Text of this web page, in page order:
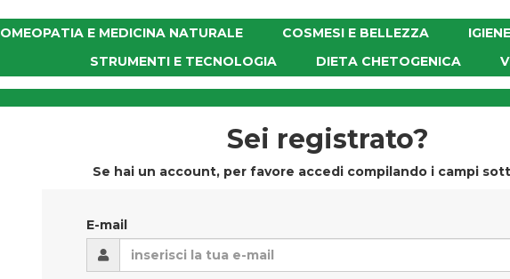
OMEOPATIA E MEDICINA NATURALE COSMESI E BELLEZZA
STRUMENTI E TECNOLOGIA
DIETA CHETOGENICA
Sei registrato?
Se hai un account, per favore accedi compilando i campi
E-mail